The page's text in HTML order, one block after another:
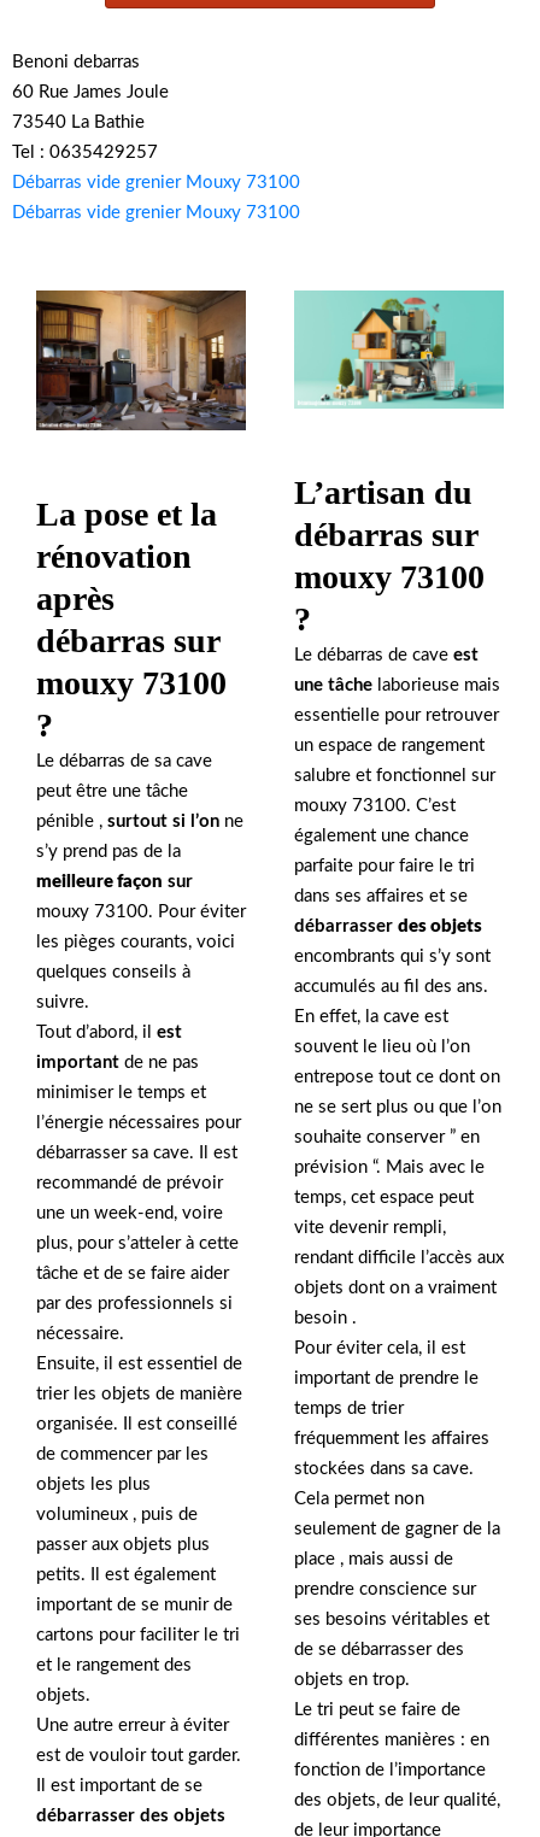
Benoni debarras
60 Rue James Joule
73540 La Bathie
Tel : 0635429257
Débarras vide grenier Mouxy 73100
Débarras vide grenier Mouxy 73100
La pose et la
rénovation
après
débarras sur
mouxy 73100
?
Le débarras de sa cave
peut être une tâche
pénible , surtout si l’on ne
s’y prend pas de la
meilleure façon sur
mouxy 73100. Pour éviter
les pièges courants, voici
quelques conseils à
suivre.
Tout d’abord, il est
important de ne pas
minimiser le temps et
l’énergie nécessaires pour
débarrasser sa cave. Il est
recommandé de prévoir
une un week-end, voire
plus, pour s’atteler à cette
tâche et de se faire aider
par des professionnels si
nécessaire.
Ensuite, il est essentiel de
trier les objets de manière
organisée. Il est conseillé
de commencer par les
objets les plus
volumineux , puis de
passer aux objets plus
petits. Il est également
important de se munir de
cartons pour faciliter le tri
et le rangement des
objets.
Une autre erreur à éviter
est de vouloir tout garder.
Il est important de se
débarrasser des objets
L’artisan du
débarras sur
mouxy 73100
?
Le débarras de cave est
une tâche laborieuse mais
essentielle pour retrouver
un espace de rangement
salubre et fonctionnel sur
mouxy 73100. C’est
également une chance
parfaite pour faire le tri
dans ses affaires et se
débarrasser des objets
encombrants qui s’y sont
accumulés au fil des ans.
En effet, la cave est
souvent le lieu où l’on
entrepose tout ce dont on
ne se sert plus ou que l’on
souhaite conserver ” en
prévision “. Mais avec le
temps, cet espace peut
vite devenir rempli,
rendant difficile l’accès aux
objets dont on a vraiment
besoin .
Pour éviter cela, il est
important de prendre le
temps de trier
fréquemment les affaires
stockées dans sa cave.
Cela permet non
seulement de gagner de la
place , mais aussi de
prendre conscience sur
ses besoins véritables et
de se débarrasser des
objets en trop.
Le tri peut se faire de
différentes manières : en
fonction de l’importance
des objets, de leur qualité,
de leur importance